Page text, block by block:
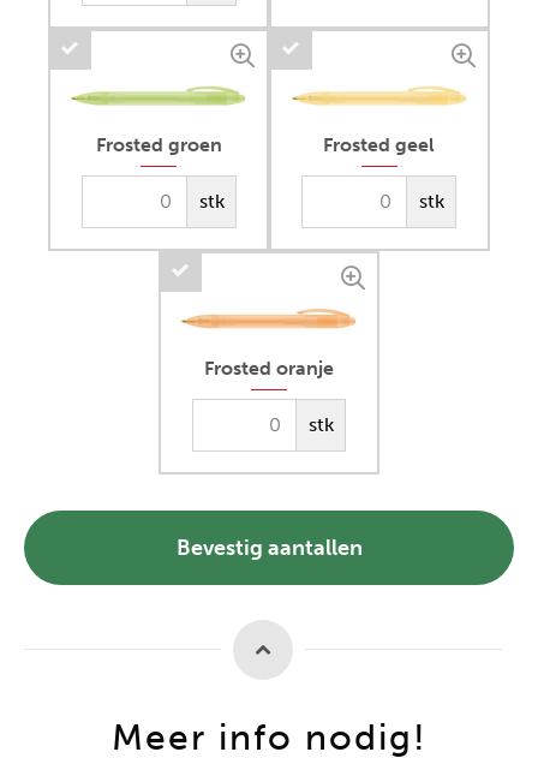
Frosted groen
stk
Frosted geel
stk
Frosted oranje
stk
Bevestig aantallen
Meer info nodig!